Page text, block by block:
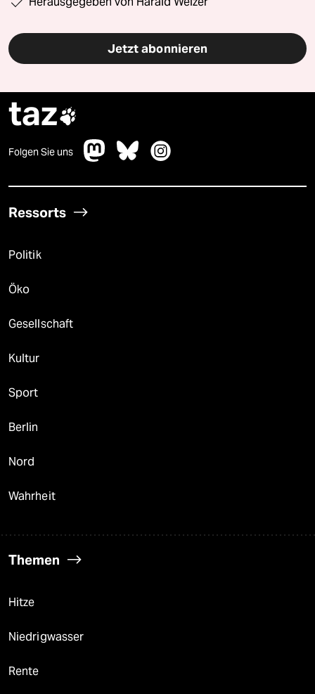
Jetzt abonnieren
taz
Folgen Sie uns
Ressorts
Politik
Öko
Gesellschaft
Kultur
Sport
Berlin
Nord
Wahrheit
Themen
Hitze
Niedrigwasser
Rente